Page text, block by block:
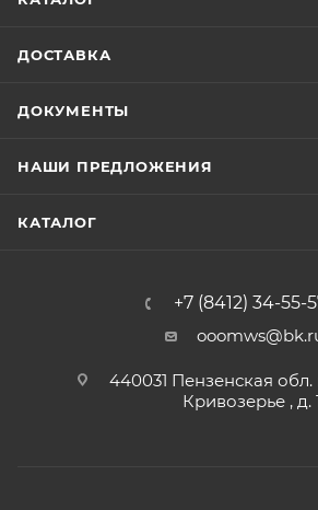
ДОСТАВКА
ДОКУМЕНТЫ
НАШИ ПРЕДЛОЖЕНИЯ
КАТАЛОГ
+7 (8412) 34-55-
440031 Пензенская обл.
Кривозерье , д.